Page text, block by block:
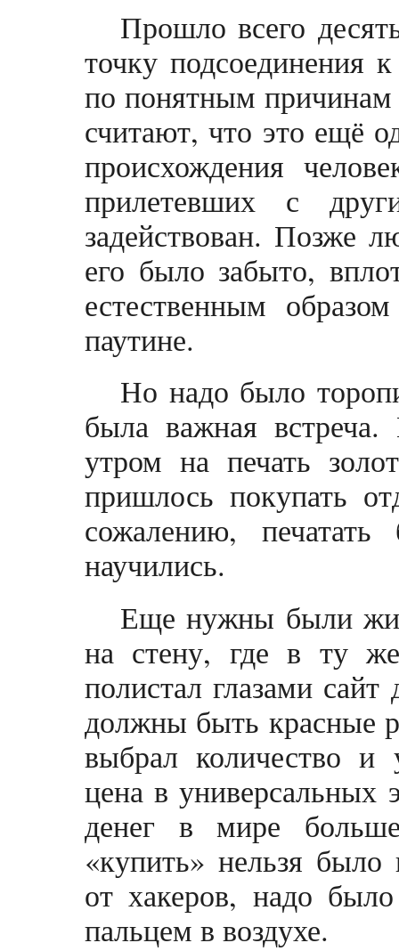
Прошло всего
точку подсоединения
по понятным причинам
считают, что это ещё
происхождения
прилетевших с
задействован. Позже
его было забыто,
естественным
паутине.
Но надо было
была важная
утром на печать
пришлось покупать
сожалению,
научились.
Еще нужны были
на стену, где в ту
полистал глазами сайт
должны быть красные
выбрал количество и
цена в универсальных
денег в мире
«купить» нельзя
от хакеров, надо
пальцем в воздухе.